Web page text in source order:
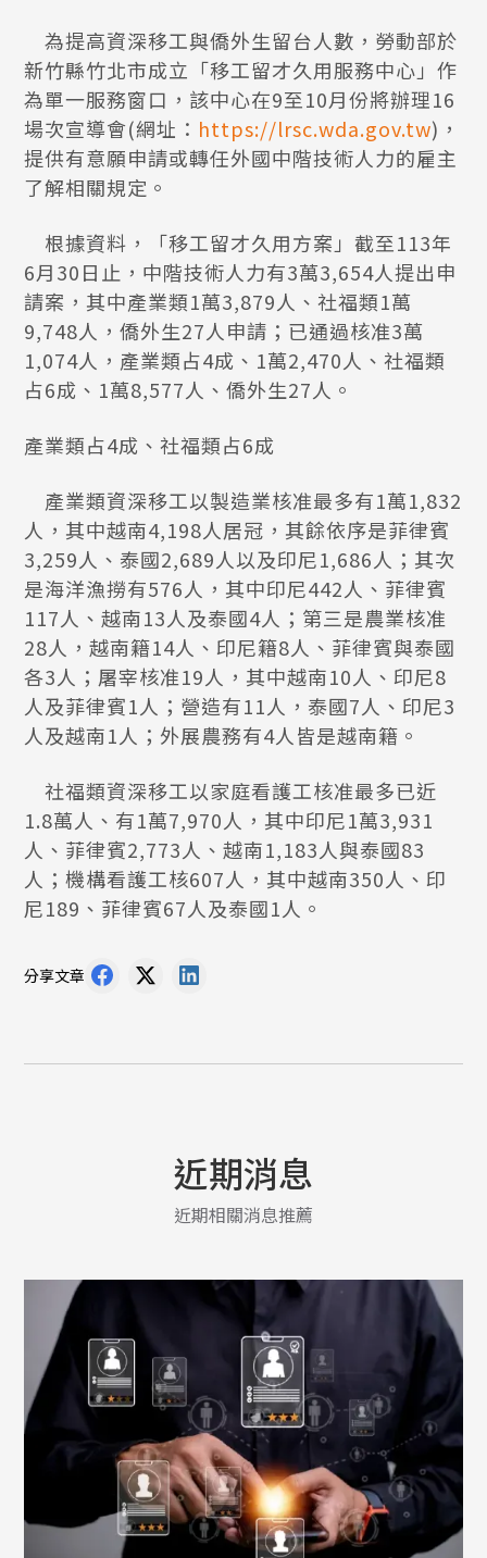
為提高資深移工與僑外生留台人數，勞動部於
新竹縣竹北市成立「移工留才久用服務中心」作
為單一服務窗口，該中心在9至10月份將辦理16
場次宣導會(網址： https://lrsc.wda.gov.tw)，
提供有意願申請或轉任外國中階技術人力的雇主
了解相關規定。
根據資料，「移工留才久用方案」截至113年
6月30日止，中階技術人力有3萬3,654人提出申
請案，其中產業類1萬3,879人、社福類1萬
9,748人，僑外生27人申請；已通過核准3萬
1,074人，產業類占4成、1萬2,470人、社福類
占6成、1萬8,577人、僑外生27人。
產業類占4成、社福類占6成
產業類資深移工以製造業核准最多有1萬1,832
人，其中越南4,198人居冠，其餘依序是菲律賓
3,259人、泰國2,689人以及印尼1,686人；其次
是海洋漁撈有576人，其中印尼442人、菲律賓
117人、越南13人及泰國4人；第三是農業核准
28人，越南籍14人、印尼籍8人、菲律賓與泰國
各3人；屠宰核准19人，其中越南10人、印尼8
人及菲律賓1人；營造有11人，泰國7人、印尼3
人及越南1人；外展農務有4人皆是越南籍。
社福類資深移工以家庭看護工核准最多已近
1.8萬人、有1萬7,970人，其中印尼1萬3,931
人、菲律賓2,773人、越南1,183人與泰國83
人；機構看護工核607人，其中越南350人、印
尼189、菲律賓67人及泰國1人。
分享文章
近期消息
近期相關消息推薦